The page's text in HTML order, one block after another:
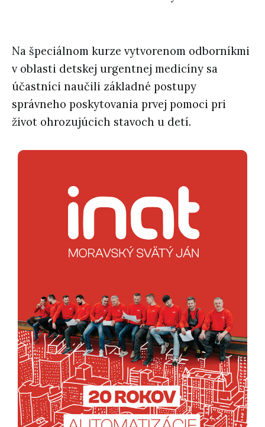
Na špeciálnom kurze vytvorenom odborníkmi
v oblasti detskej urgentnej medicíny sa
účastníci naučili základné postupy
správneho poskytovania prvej pomoci pri
život ohrozujúcich stavoch u detí.